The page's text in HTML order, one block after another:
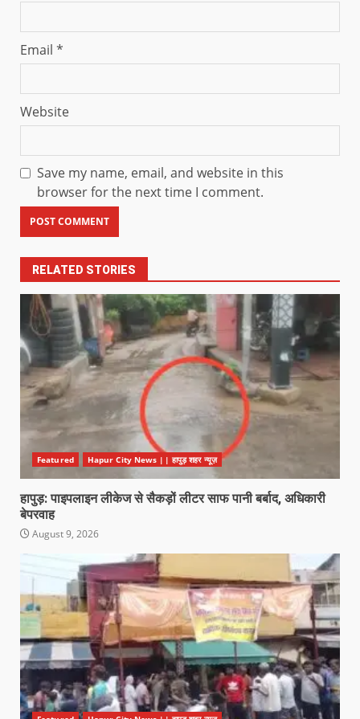
Email *
Website
Save my name, email, and website in this
browser for the next time I comment.
RELATED STORIES
Featured Hapur City News || हापुड़ शहर न्यूज़
हापुड़: पाइपलाइन लीकेज से सैकड़ों लीटर साफ पानी बर्बाद, अधिकारी
बेपरवाह
August 9, 2026